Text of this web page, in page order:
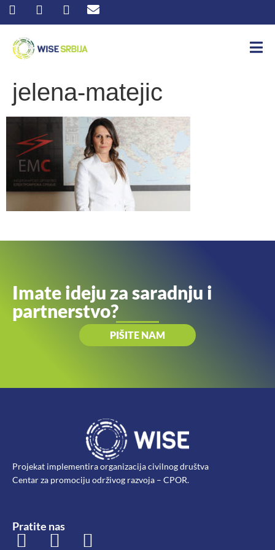
jelena-matejic
Imate ideju za saradnju i
partnerstvo?
PIŠITE NAM
Projekat implementira organizacija civilnog društva
Centar za promociju održivog razvoja – CPOR.
Pratite nas